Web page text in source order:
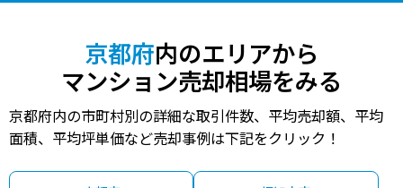
京都府内のエリアから
マンション売却相場をみる
京都府内の市町村別の詳細な取引件数、平均売却額、平均
面積、平均坪単価など売却事例は下記をクリック！